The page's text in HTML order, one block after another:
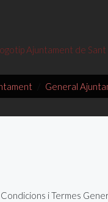
General
i Termes